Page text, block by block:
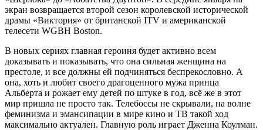
экран возвращается второй сезон королевской исторической
драмы «Виктория» от британской ITV и американской
телесети WGBH Boston.
В новых сериях главная героиня будет активно всем
доказывать и показывать, что она сильная женщина на
престоле, и все должны ей подчиняться беспрекословно. А
она, хоть и любит своего драгоценного мужа принца
Альберта и рожает ему детей по штуке в год, всё же в этот
мир пришла не просто так. Телебоссы не скрывали, на волне
феминизма и эмансипации в мире кино и ТВ такой ход
максимально актуален. Главную роль играет Дженна Коулман.